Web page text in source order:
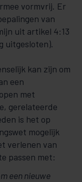
vormvrij. Er
van
uit artikel 4:13
uitgesloten).
kan zijn om
een
met
gerelateerde
is het op
mogelijk
verlenen van
passen met:
een nieuwe